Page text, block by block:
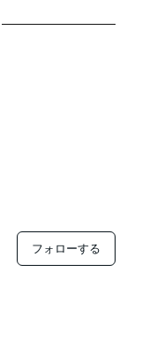
フォローする